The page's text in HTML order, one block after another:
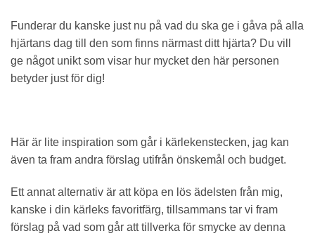
Funderar du kanske just nu på vad du ska ge i gåva på alla
hjärtans dag till den som finns närmast ditt hjärta? Du vill
ge något unikt som visar hur mycket den här personen
betyder just för dig!
Här är lite inspiration som går i kärlekenstecken, jag kan
även ta fram andra förslag utifrån önskemål och budget.
Ett annat alternativ är att köpa en lös ädelsten från mig,
kanske i din kärleks favoritfärg, tillsammans tar vi fram
förslag på vad som går att tillverka för smycke av denna